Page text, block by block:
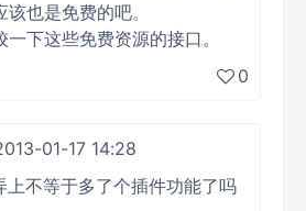
也是免费的吧。
下这些免费资源的接口。
0
01-17 14:28
上不等于多了个插件功能了吗